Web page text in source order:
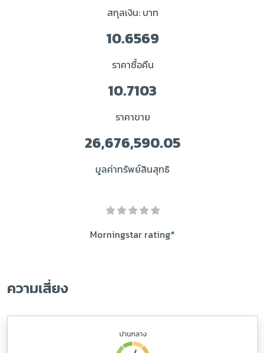
สกุลเงิน: บาท
10.6569
ราคาซื้อคืน
10.7103
ราคาขาย
26,676,590.05
มูลค่าทรัพย์สินสุทธิ
Morningstar rating*
ความเสี่ยง